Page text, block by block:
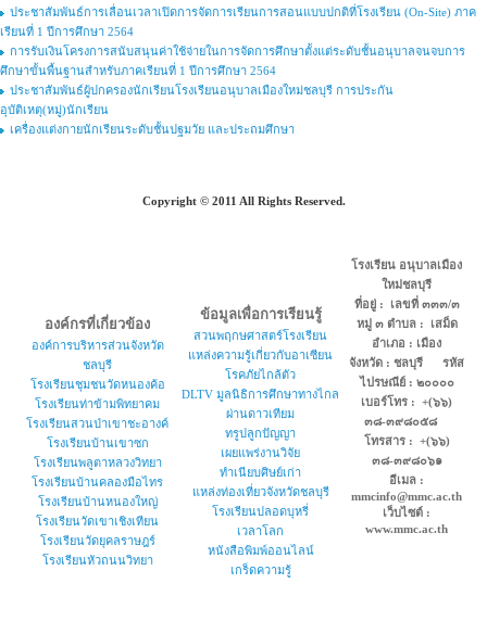
ประชาสัมพันธ์การเลื่อนเวลาเปิดการจัดการเรียนการสอนแบบปกติที่โรงเรียน (On-Site) ภาค
เรียนที่ 1 ปีการศึกษา 2564
การรับเงินโครงการสนับสนุนค่าใช้จ่ายในการจัดการศึกษาตั้งแต่ระดับชั้นอนุบาลจนจบการ
ศึกษาขั้นพื้นฐานสำหรับภาคเรียนที่ 1 ปีการศึกษา 2564
ประชาสัมพันธ์ผู้ปกครองนักเรียนโรงเรียนอนุบาลเมืองใหม่ชลบุรี การประกัน
อุบัติเหตุ(หมู่)นักเรียน
เครื่องแต่งกายนักเรียนระดับชั้นปฐมวัย และประถมศึกษา
Copyright © 2011 All Rights Reserved.
องค์กรที่เกี่ยวข้อง
องค์การบริหารส่วนจังหวัด
ชลบุรี
โรงเรียนชุมชนวัดหนองค้อ
โรงเรียนท่าข้ามพิทยาคม
โรงเรียนสวนป่าเขาชะอางค์
โรงเรียนบ้านเขาซก
โรงเรียนพลูตาหลวงวิทยา
โรงเรียนบ้านคลองมือไทร
โรงเรียนบ้านหนองใหญ่
โรงเรียนวัดเขาเชิงเทียน
โรงเรียนวัดยุคลราษฎร์
โรงเรียนหัวถนนวิทยา
ข้อมูลเพื่อการเรียนรู้
สวนพฤกษศาสตร์โรงเรียน
แหล่งความรู้เกี่ยวกับอาเซียน
โรคภัยไกล้ตัว
DLTV มูลนิธิการศึกษาทางไกล
ผ่านดาวเทียม
ทรูปลูกปัญญา
เผยแพร่งานวิจัย
ทำเนียบศิษย์เก่า
แหล่งท่องเที่ยวจังหวัดชลบุรี
โรงเรียนปลอดบุหรี่
เวลาโลก
หนังสือพิมพ์ออนไลน์
เกร็ดความรู้
โรงเรียน อนุบาลเมือง
ใหม่ชลบุรี
ที่อยู่ : เลขที่ ๓๓๓/๓
หมู่ ๓ ตำบล : เสม็ด
อำเภอ : เมือง
จังหวัด : ชลบุรี รหัส
ไปรษณีย์ : ๒๐๐๐๐
เบอร์โทร : +(๖๖)
๓๘-๓๙๘๐๕๘
โทรสาร : +(๖๖)
๓๘-๓๙๘๐๖๑
อีเมล :
mmcinfo@mmc.ac.th
เว็บไซต์ :
www.mmc.ac.th